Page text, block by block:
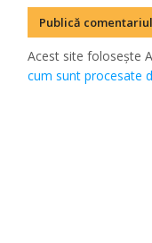
Acest site folosește
cum sunt procesate